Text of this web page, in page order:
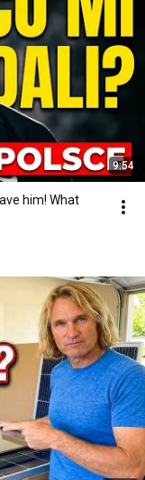
9:54
him! What